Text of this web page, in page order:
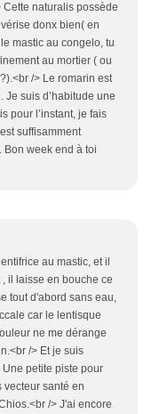
Cette naturalis possède
donx bien( en
mastic au congelo, tu
au mortier ( ou
/> Le romarin est
suis d’habitude une
pour l’instant, je fais
suffisamment
Bon week end à toi
au mastic, et il
il laisse en bouche ce
tout d'abord sans eau,
car le lentisque
ne me dérange
/> Et je suis
petite piste pour
vecteur santé en
/> J'ai encore